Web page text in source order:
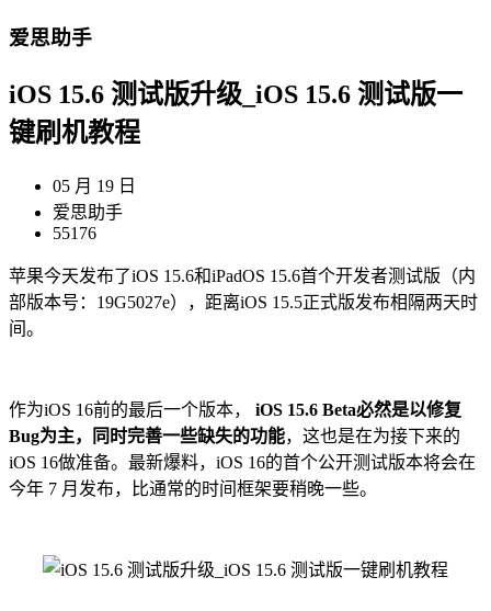
爱思助手
iOS 15.6 测试版升级_iOS 15.6 测试版一
键刷机教程
05 月 19 日
爱思助手
55176
苹果今天发布了iOS 15.6和iPadOS 15.6首个开发者测试版（内
部版本号：19G5027e），距离iOS 15.5正式版发布相隔两天时
间。
作为iOS 16前的最后一个版本， iOS 15.6 Beta必然是以修复
Bug为主，同时完善一些缺失的功能，这也是在为接下来的
iOS 16做准备。最新爆料，iOS 16的首个公开测试版本将会在
今年 7 月发布，比通常的时间框架要稍晚一些。